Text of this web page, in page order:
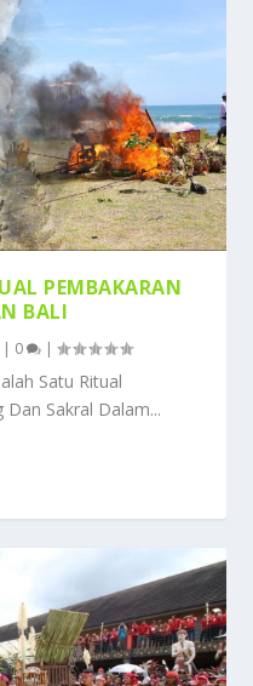
PEMBAKARAN
BALI
| 0 |
Satu Ritual
Sakral Dalam...